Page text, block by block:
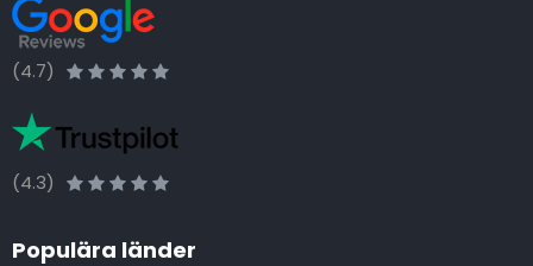
(4.7)
(4.3)
Populära länder